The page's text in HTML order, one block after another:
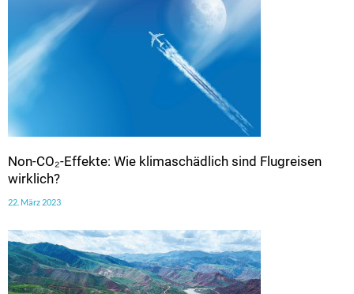
Non-CO₂-Effekte: Wie klimaschädlich sind Flugreisen
wirklich?
22. März 2023